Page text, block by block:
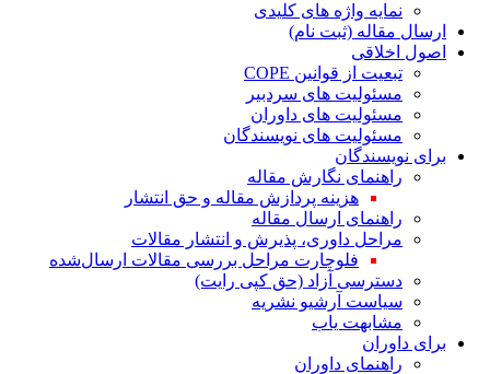
نمایه واژه های کلیدی
ارسال مقاله (ثبت نام)
اصول اخلاقی
تبعیت از قوانین COPE
مسئولیت های سردبیر
مسئولیت های داوران
مسئولیت های نویسندگان
برای نویسندگان
راهنمای نگارش مقاله
هزینه پردازش مقاله و حق انتشار
راهنمای ارسال مقاله
مراحل داوری، پذیرش و انتشار مقالات
فلوچارت مراحل بررسی مقالات ارسال‌شده
دسترسی آزاد (حق کپی رایت)
سیاست آرشیو نشریه
مشابهت یاب
برای داوران
راهنمای داوران